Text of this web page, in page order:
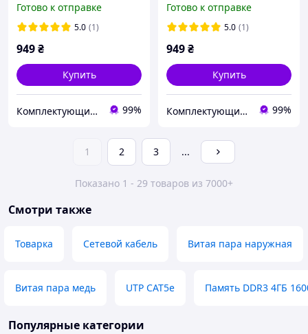
PC3L-14900s Golden
Memory GM18LS13/8
Готово к отправке
5.0 (1)
949₴
Купить
Комплектующие для компьютерной техники 2400 99%
SODIMM SK hynix
HMT41GS6BFR8A-PB
Готово к отправке
5.0 (1)
949₴
Купить
Комплектующие для компьютерной техники 2400 99%
1 2 3 ...
Показано 1 - 29 товаров из 7000+
Смотри также
Товарка Сетевой кабель Витая пара наружная
Витая пара медь UTP CAT5e Память DDR3 4ГБ
Популярные категории